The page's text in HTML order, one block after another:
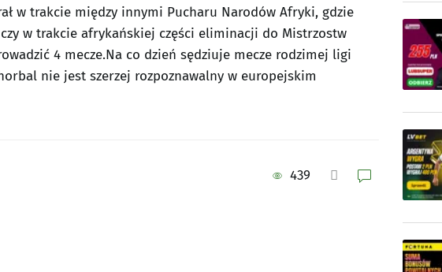
w trakcie między innymi Pucharu Narodów Afryki, gdzie
czy w trakcie afrykańskiej części eliminacji do Mistrzostw
4 mecze.Na co dzień sędziuje mecze rodzimej ligi
nie jest szerzej rozpoznawalny w europejskim
439